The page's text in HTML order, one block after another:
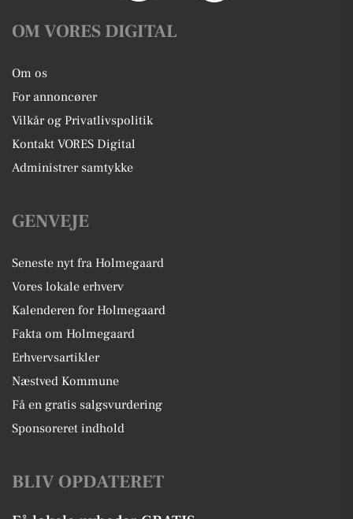
OM VORES DIGITAL
Om os
For annoncører
Vilkår og Privatlivspolitik
Kontakt VORES Digital
Administrer samtykke
GENVEJE
Seneste nyt fra Holmegaard
Vores lokale erhverv
Kalenderen for Holmegaard
Fakta om Holmegaard
Erhvervsartikler
Næstved Kommune
Få en gratis salgsvurdering
Sponsoreret indhold
BLIV OPDATERET